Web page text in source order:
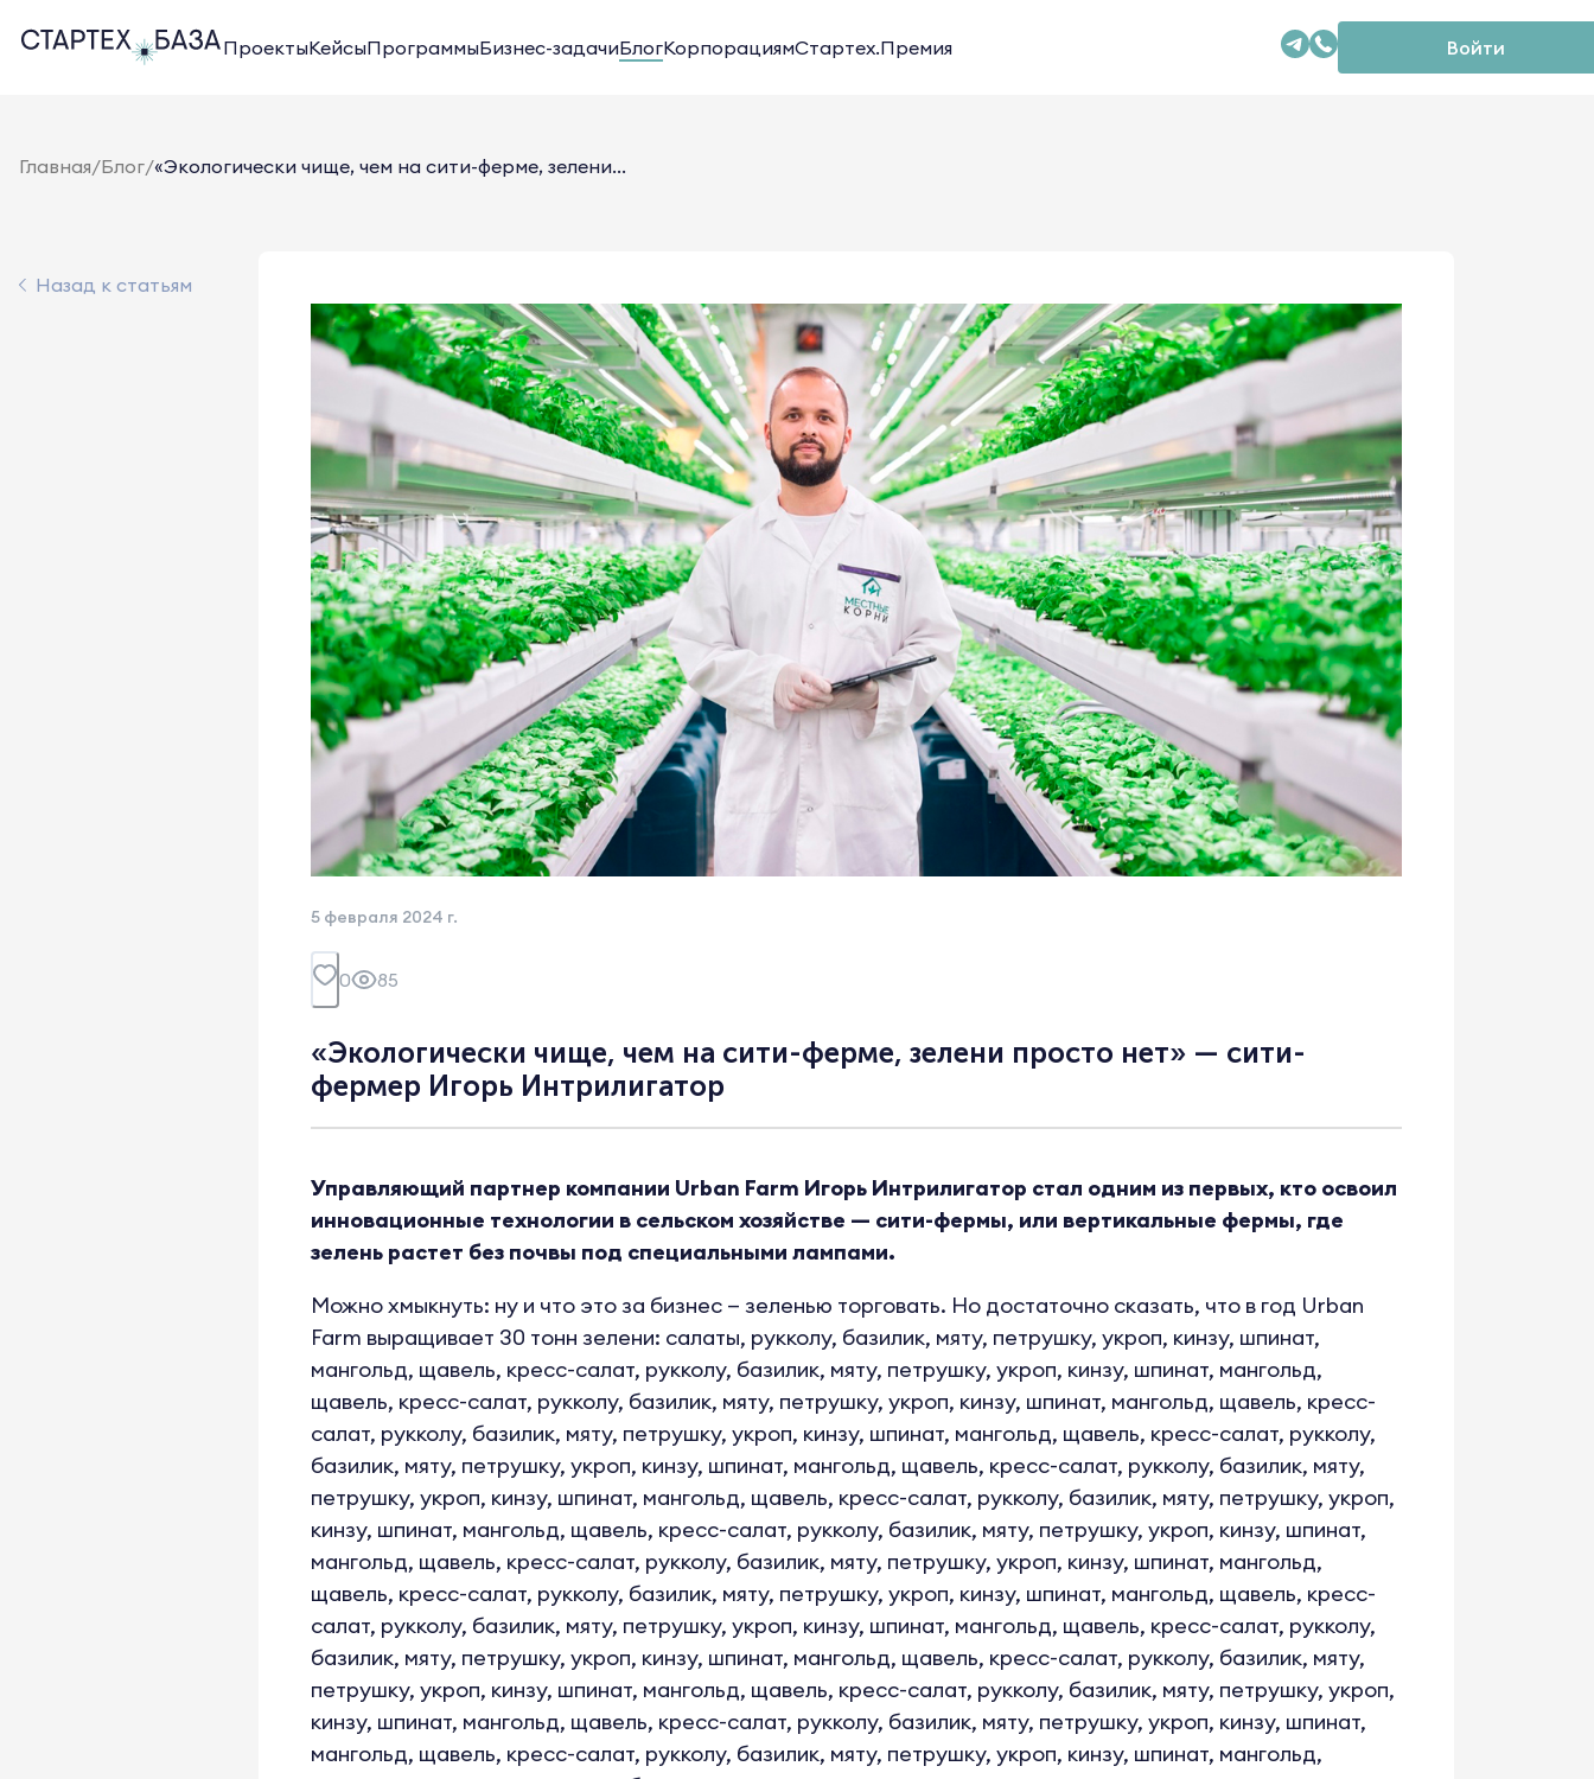
ПроектыКейсыПрограммыБизнес-задачиБлогКорпорациямСтартех.Премия Войти
Главная/Блог/«Экологически чище, чем на сити-ферме, зелени...
Назад к статьям
5 февраля 2024 г.
0 85
«Экологически чище, чем на сити-ферме, зелени просто нет» — сити-
фермер Игорь Интрилигатор
Управляющий партнер компании Urban Farm Игорь Интрилигатор стал одним из первых, кто освоил
инновационные технологии в сельском хозяйстве — сити-фермы, или вертикальные фермы, где
зелень растет без почвы под специальными лампами.
Можно хмыкнуть: ну и что это за бизнес — зеленью торговать. Но достаточно сказать, что в год Urban
Farm выращивает 30 тонн зелени: салаты, рукколу, базилик, мяту, петрушку, укроп, кинзу, шпинат,
мангольд, щавель, кресс-салат, рукколу, базилик, мяту, петрушку, укроп, кинзу, шпинат, мангольд,
щавель, кресс-салат, рукколу, базилик, мяту, петрушку, укроп, кинзу, шпинат, мангольд, щавель, кресс-
салат, рукколу, базилик, мяту, петрушку, укроп, кинзу, шпинат, мангольд, щавель, кресс-салат, рукколу,
базилик, мяту, петрушку, укроп, кинзу, шпинат, мангольд, щавель, кресс-салат, рукколу, базилик, мяту,
петрушку, укроп, кинзу, шпинат, мангольд, щавель, кресс-салат, рукколу, базилик, мяту, петрушку, укроп,
кинзу, шпинат, мангольд, щавель, кресс-салат, рукколу, базилик, мяту, петрушку, укроп, кинзу, шпинат,
мангольд, щавель, кресс-салат, рукколу, базилик, мяту, петрушку, укроп, кинзу, шпинат, мангольд,
щавель, кресс-салат, рукколу, базилик, мяту, петрушку, укроп, кинзу, шпинат, мангольд, щавель, кресс-
салат, рукколу, базилик, мяту, петрушку, укроп, кинзу, шпинат, мангольд, щавель, кресс-салат, рукколу,
базилик, мяту, петрушку, укроп, кинзу, шпинат, мангольд, щавель, кресс-салат, рукколу, базилик, мяту,
петрушку, укроп, кинзу, шпинат, мангольд, щавель, кресс-салат, рукколу, базилик, мяту, петрушку, укроп,
кинзу, шпинат, мангольд, щавель, кресс-салат, рукколу, базилик, мяту, петрушку, укроп, кинзу, шпинат,
мангольд, щавель, кресс-салат, рукколу, базилик, мяту, петрушку, укроп, кинзу, шпинат, мангольд,